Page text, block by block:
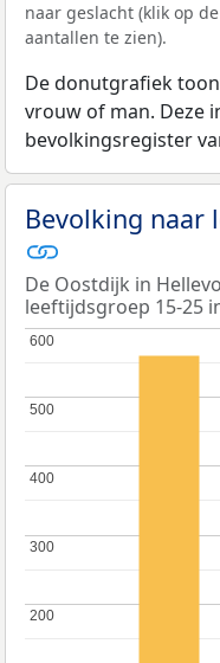
naar geslacht (klik op
aantallen te zien).
De donutgrafiek
vrouw of man. Deze
bevolkingsregister
Bevolking naar
De Oostdijk in
leeftijdsgroep 15-25
200
200
300
300
400
400
500
500
600
600